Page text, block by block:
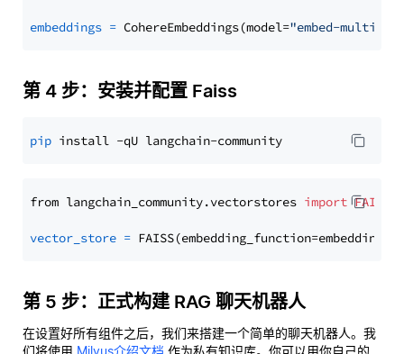
embeddings = CohereEmbeddings(model="embed-
第 4 步：安装并配置 Faiss
pip
from langchain_community.vectorstores import FAISS
vector_store =
第 5 步：正式构建 RAG 聊天机器人
在设置好所有组件之后，我们来搭建一个简单的聊天机器人。我
们将使用 Milvus介绍文档 作为私有知识库。你可以用你自己的